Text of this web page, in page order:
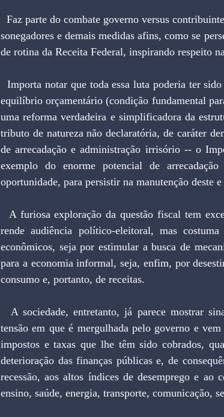
sonegadores e demais medidas afins, como se
de rotina da Receita Federal, inspirando respeito
  Importa notar que toda essa luta poderia ter sido evitada se o governo tivesse procurado alcançar o
equilíbrio orçamentário (condição fundamental
uma reforma verdadeira e simplificadora da
tributo de natureza não declaratória, de caráter
de arrecadação e administração irrisório -- o
exemplo do enorme potencial de
oportunidade, para persistir na manutenção deste
rende audiência político-eleitoral, mas
econômicos, seja por estimular a busca de
para a economia informal, seja, enfim, por
consumo e, portanto, de receitas.
tensão em que é mergulhada pelo governo e
impostos e taxas que lhe têm sido cobrados,
deterioração das finanças públicas e, de
recessão, aos altos índices de desemprego e ao
ensino, saúde, energia, transporte, comunicação,